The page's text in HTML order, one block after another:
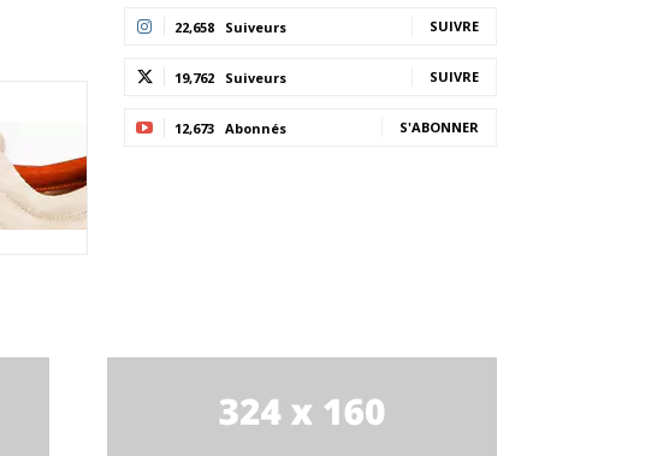
22,658 Suiveurs SUIVRE
19,762 Suiveurs SUIVRE
12,673 Abonnés S'ABONNER